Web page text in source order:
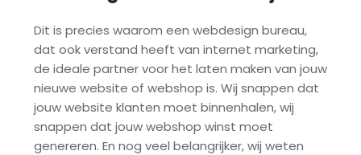
Dit is precies waarom een webdesign bureau,
dat ook verstand heeft van internet marketing,
de ideale partner voor het laten maken van jouw
nieuwe website of webshop is. Wij snappen dat
jouw website klanten moet binnenhalen, wij
snappen dat jouw webshop winst moet
genereren. En nog veel belangrijker, wij weten